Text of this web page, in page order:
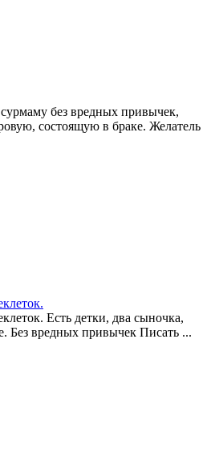
без вредных привычек,
состоящую в браке. Желатель
Есть детки, два сыночка,
Без вредных привычек Писать ...